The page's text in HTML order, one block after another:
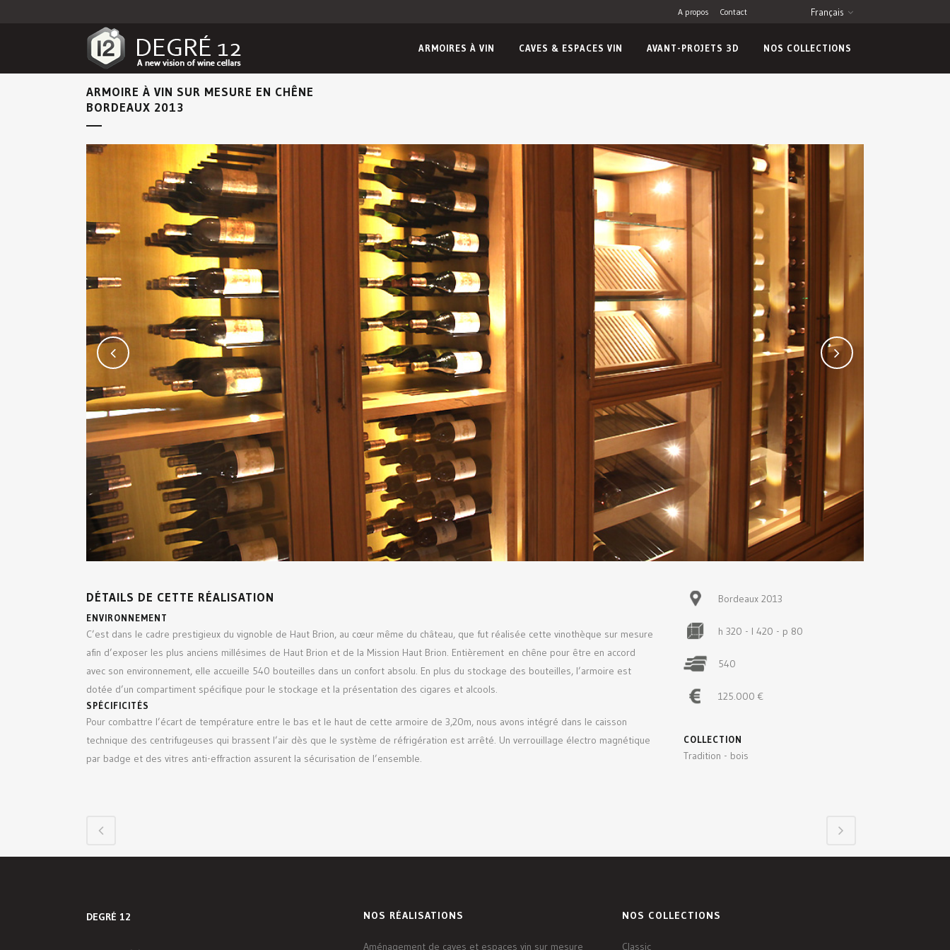
A propos Contact Français
ARMOIRES À VIN CAVES & ESPACES VIN AVANT-PROJETS 3D NOS COLLECTIONS
ARMOIRE À VIN SUR MESURE EN CHÊNE
BORDEAUX 2013
DÉTAILS DE CETTE RÉALISATION
ENVIRONNEMENT
C’est dans le cadre prestigieux du vignoble de Haut Brion, au cœur même du château, que fut réalisée cette vinothèque sur mesure
afin d’exposer les plus anciens millésimes de Haut Brion et de la Mission Haut Brion. Entièrement en chêne pour être en accord
avec son environnement, elle accueille 540 bouteilles dans un confort absolu. En plus du stockage des bouteilles, l’armoire est
dotée d’un compartiment spécifique pour le stockage et la présentation des cigares et alcools.
SPÉCIFICITÉS
Pour combattre l’écart de température entre le bas et le haut de cette armoire de 3,20m, nous avons intégré dans le caisson
technique des centrifugeuses qui brassent l’air dès que le système de réfrigération est arrêté. Un verrouillage électro magnétique
par badge et des vitres anti-effraction assurent la sécurisation de l’ensemble.
Bordeaux 2013
h 320 - l 420 - p 80
540
125.000 €
COLLECTION
Tradition - bois
DEGRÉ 12 NOS RÉALISATIONS
Aménagement de caves et espaces vin sur mesure
NOS COLLECTIONS
Classic